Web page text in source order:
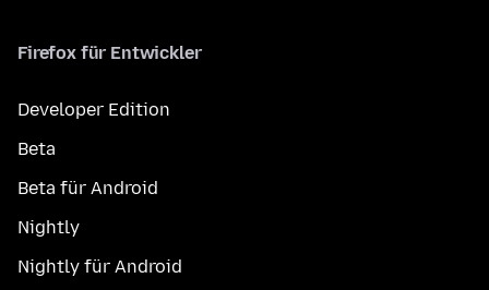
Firefox für Entwickler
Developer Edition
Beta
Beta für Android
Nightly
Nightly für Android